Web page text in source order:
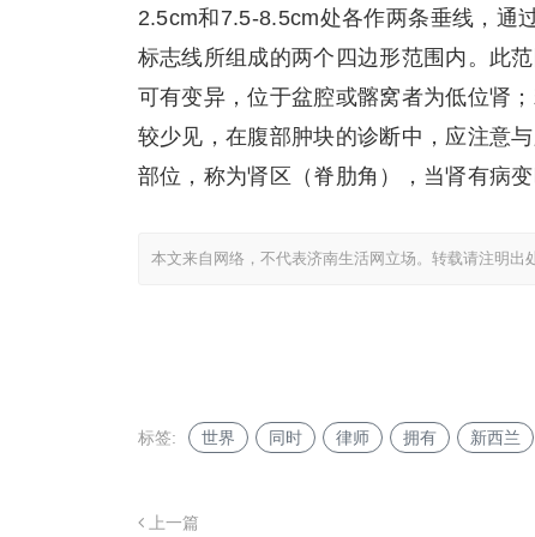
2.5cm和7.5-8.5cm处各作两条垂线，通
标志线所组成的两个四边形范围内。此
可有变异，位于盆腔或髂窝者为低位肾
较少见，在腹部肿块的诊断中，应注意
部位，称为肾区（脊肋角），当肾有病
本文来自网络，不代表济南生活网立场。转载请注明出
标签: 世界 同时 律师 拥有 新西兰
上一篇